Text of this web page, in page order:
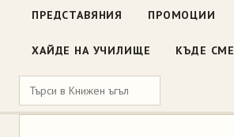
ПРЕДСТАВЯНИЯ ПРОМОЦИИ
ХАЙДЕ НА УЧИЛИЩЕ КЪДЕ СМЕ